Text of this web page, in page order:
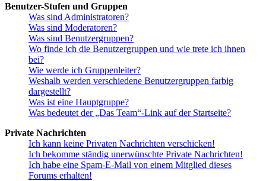
Benutzer-Stufen und Gruppen
Was sind Administratoren?
Was sind Moderatoren?
Was sind Benutzergruppen?
Wo finde ich die Benutzergruppen und wie trete ich ihnen
bei?
Wie werde ich Gruppenleiter?
Weshalb werden verschiedene Benutzergruppen farbig
dargestellt?
Was ist eine Hauptgruppe?
Was bedeutet der „Das Team“-Link auf der Startseite?
Private Nachrichten
Ich kann keine Privaten Nachrichten verschicken!
Ich bekomme ständig unerwünschte Private Nachrichten!
Ich habe eine Spam-E-Mail von einem Mitglied dieses
Forums erhalten!